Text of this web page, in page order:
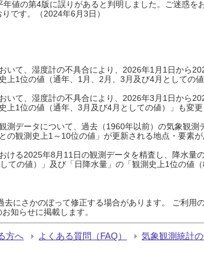
値の第4版に誤りがあると判明しました。ご迷惑を
です。（2024年6月3日）
いて、湿度計の不具合により、2026年1月1日から
上1位の値（通年、1月、2月、3月及び4月としての
いて、湿度計の不具合により、2026年3月1日から
上1位の値（通年、3月及び4月としての値）」も変
測データについて、過去（1960年以前）の気象観
の観測史上1～10位の値」が更新される地点・要素
ける2025年8月11日の観測データを精査し、降水量
ての値）」及び「日降水量」の「観測史上1位の値
にさかのぼって修正する場合があります。 ご利用
知らせに掲載します。
方へ よくある質問（FAQ） 気象観測統計